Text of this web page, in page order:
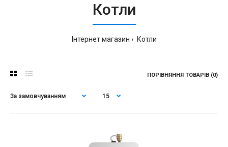
Котли
Інтернет магазин Котли
ПОРІВНЯННЯ ТОВАРІВ (0)